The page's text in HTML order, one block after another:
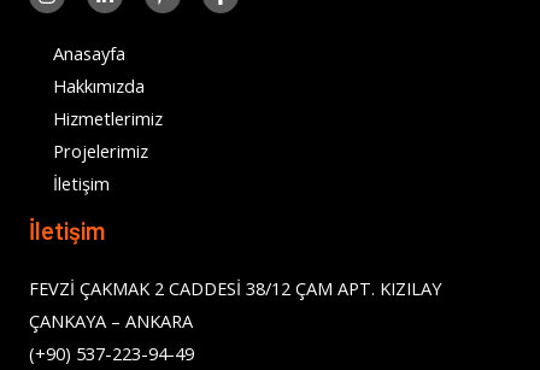
Anasayfa
Hakkımızda
Hizmetlerimiz
Projelerimiz
İletişim
İletişim
FEVZİ ÇAKMAK 2 CADDESİ 38/12 ÇAM APT. KIZILAY
ÇANKAYA – ANKARA
(+90) 537-223-94-49